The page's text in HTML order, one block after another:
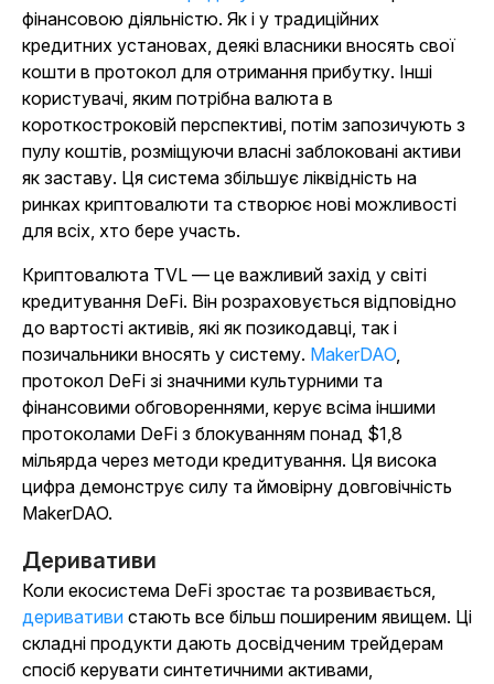
фінансовою діяльністю. Як і у традиційних
кредитних установах, деякі власники вносять свої
кошти в протокол для отримання прибутку. Інші
користувачі, яким потрібна валюта в
короткостроковій перспективі, потім запозичують з
пулу коштів, розміщуючи власні заблоковані активи
як заставу. Ця система збільшує ліквідність на
ринках криптовалюти та створює нові можливості
для всіх, хто бере участь.
Криптовалюта TVL — це важливий захід у світі
кредитування DeFi. Він розраховується відповідно
до вартості активів, які як позикодавці, так і
позичальники вносять у систему. MakerDAO,
протокол DeFi зі значними культурними та
фінансовими обговореннями, керує всіма іншими
протоколами DeFi з блокуванням понад $1,8
мільярда через методи кредитування. Ця висока
цифра демонструє силу та ймовірну довговічність
MakerDAO.
Деривативи
Коли екосистема DeFi зростає та розвивається,
деривативи стають все більш поширеним явищем. Ці
складні продукти дають досвідченим трейдерам
спосіб керувати синтетичними активами,